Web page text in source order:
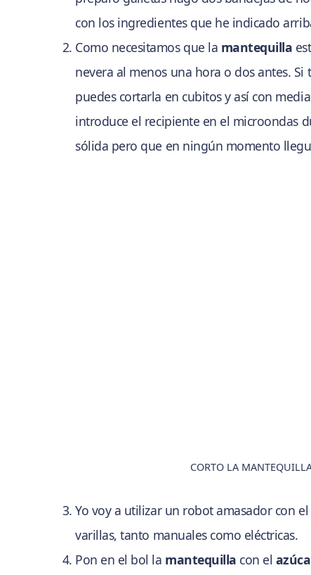
con los ingredientes que he indicado
Como necesitamos que la mantequilla
nevera al menos una hora o dos antes.
puedes cortarla en cubitos y así con
introduce el recipiente en el microondas
sólida pero que en ningún momento
CORTO LA
Yo voy a utilizar un robot amasador con
varillas, tanto manuales como eléctricas.
Pon en el bol la mantequilla con el